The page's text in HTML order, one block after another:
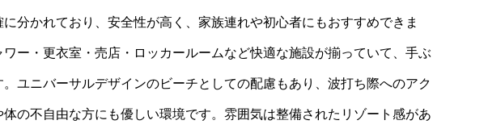
分かれており、安全性が高く、家族連れや初心者にもおすすめできま
ー・更衣室・売店・ロッカールームなど快適な施設が揃っていて、手ぶ
ユニバーサルデザインのビーチとしての配慮もあり、波打ち際へのアク
の不自由な方にも優しい環境です。雰囲気は整備されたリゾート感があ